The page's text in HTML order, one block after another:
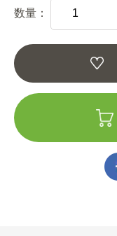
数量：